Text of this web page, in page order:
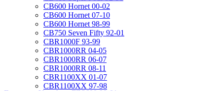
CB600 Hornet 00-02
CB600 Hornet 07-10
CB600 Hornet 98-99
CB750 Seven Fifty 92-01
CBR1000F 93-99
CBR1000RR 04-05
CBR1000RR 06-07
CBR1000RR 08-11
CBR1100XX 01-07
CBR1100XX 97-98